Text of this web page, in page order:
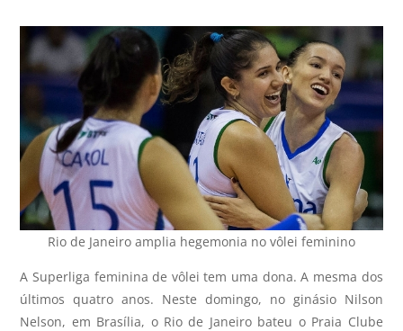
Rio de Janeiro amplia hegemonia no vôlei feminino
A Superliga feminina de vôlei tem uma dona. A mesma dos
últimos quatro anos. Neste domingo, no ginásio Nilson
Nelson, em Brasília, o Rio de Janeiro bateu o Praia Clube